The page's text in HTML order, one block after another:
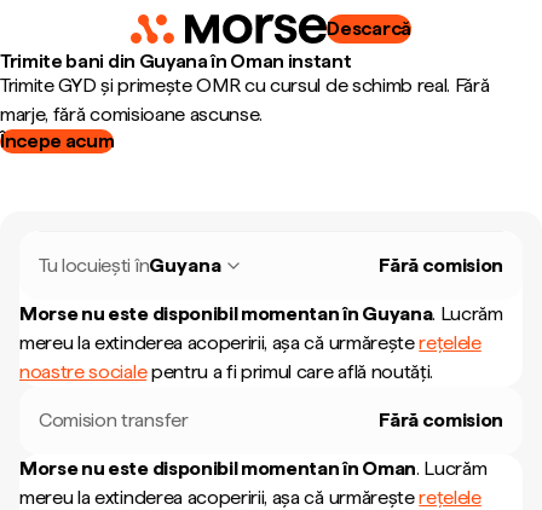
Descarcă
Trimite bani din Guyana în Oman instant
Trimite GYD și primește OMR cu cursul de schimb real. Fără
marje, fără comisioane ascunse.
Începe acum
Tu locuiești înGuyana Fără comision
Morse nu este disponibil momentan în Guyana. Lucrăm
mereu la extinderea acoperirii, așa că urmăreșterețelele
noastre socialepentru a fi primul care află noutăți.
Comision transfer Fără comision
Morse nu este disponibil momentan în Oman. Lucrăm
mereu la extinderea acoperirii, așa că urmăreșterețelele